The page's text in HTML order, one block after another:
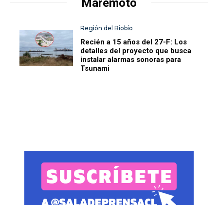
Maremoto
Región del Biobío
Recién a 15 años del 27-F: Los
detalles del proyecto que busca
instalar alarmas sonoras para
Tsunami